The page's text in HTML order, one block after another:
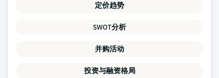
定价趋势
SWOT分析
并购活动
投资与融资格局